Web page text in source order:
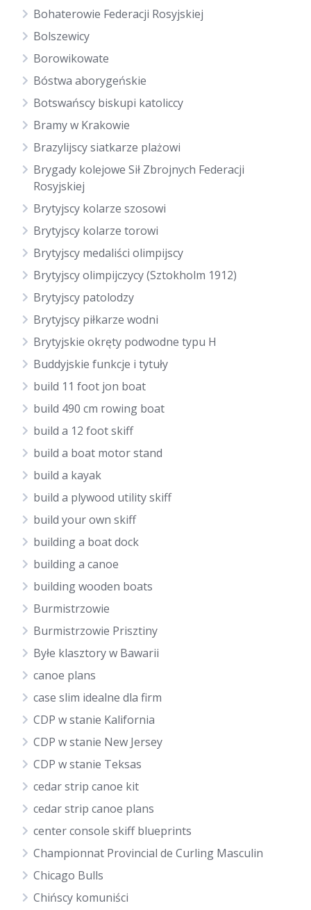
Bohaterowie Federacji Rosyjskiej
Bolszewicy
Borowikowate
Bóstwa aborygeńskie
Botswańscy biskupi katoliccy
Bramy w Krakowie
Brazylijscy siatkarze plażowi
Brygady kolejowe Sił Zbrojnych Federacji
Rosyjskiej
Brytyjscy kolarze szosowi
Brytyjscy kolarze torowi
Brytyjscy medaliści olimpijscy
Brytyjscy olimpijczycy (Sztokholm 1912)
Brytyjscy patolodzy
Brytyjscy piłkarze wodni
Brytyjskie okręty podwodne typu H
Buddyjskie funkcje i tytuły
build 11 foot jon boat
build 490 cm rowing boat
build a 12 foot skiff
build a boat motor stand
build a kayak
build a plywood utility skiff
build your own skiff
building a boat dock
building a canoe
building wooden boats
Burmistrzowie
Burmistrzowie Prisztiny
Byłe klasztory w Bawarii
canoe plans
case slim idealne dla firm
CDP w stanie Kalifornia
CDP w stanie New Jersey
CDP w stanie Teksas
cedar strip canoe kit
cedar strip canoe plans
center console skiff blueprints
Championnat Provincial de Curling Masculin
Chicago Bulls
Chińscy komuniści